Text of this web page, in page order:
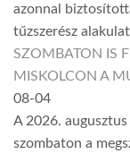
azonnal
tűzszerész
SZOMBATON IS
MISKOLCON A
08-04
A 2026.
szombaton a